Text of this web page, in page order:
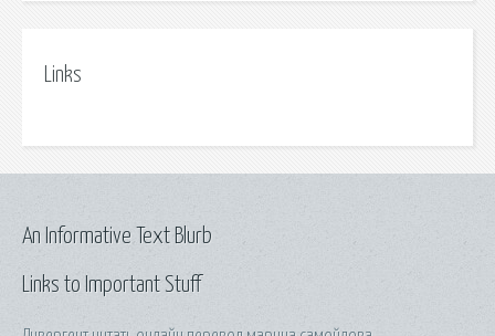
Links
Links to Important Stuff
An Informative Text Blurb